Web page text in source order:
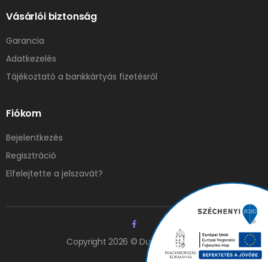
Vásárlói biztonság
Garancia
Adatkezelés
Tájékoztató a bankkártyás fizetésről
Fiókom
Bejelentkezés
Regisztráció
Elfelejtette a jelszavát?
Copyright 2026 © Duna Elzáró Kft.